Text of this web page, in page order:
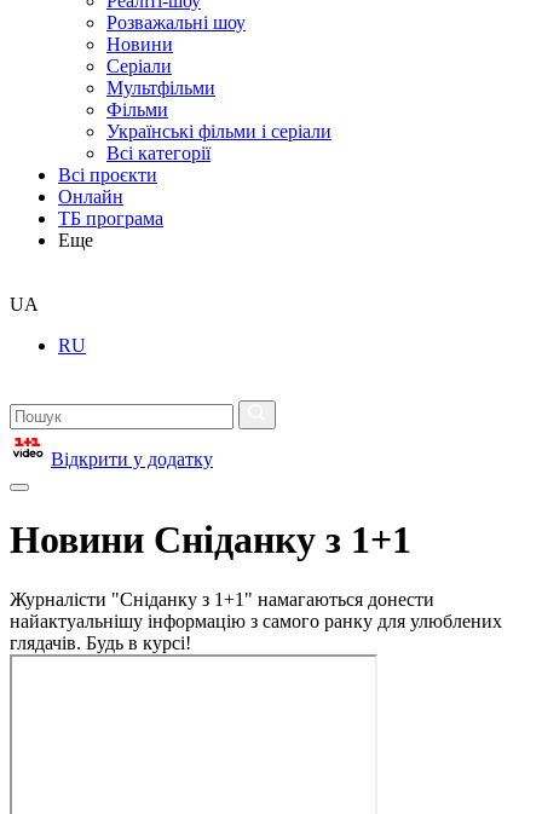
Розважальні шоу
Новини
Серіали
Мультфільми
Фільми
Українські фільми і серіали
Всі категорії
Всі проєкти
Онлайн
ТБ програма
Еще
UA
RU
Відкрити у додатку
Новини Сніданку з 1+1
Журналісти "Сніданку з 1+1" намагаються донести
найактуальнішу інформацію з самого ранку для улюблених
глядачів. Будь в курсі!